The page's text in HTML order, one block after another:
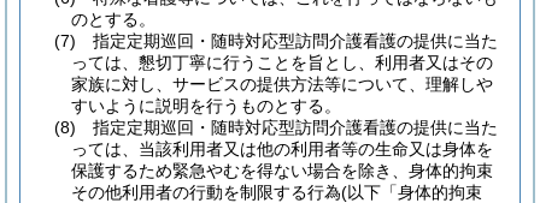
のとする。
(7)
指定定期巡回・随時対応型訪問介護看護の提供に当た
っては、懇切丁寧に行うことを旨とし、利用者又はその
家族に対し、サービスの提供方法等について、理解しや
すいように説明を行うものとする。
(8)
指定定期巡回・随時対応型訪問介護看護の提供に当た
っては、当該利用者又は他の利用者等の生命又は身体を
保護するため緊急やむを得ない場合を除き、身体的拘束
その他利用者の行動を制限する行為(以下「身体的拘束